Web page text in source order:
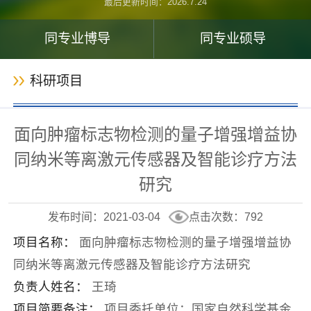
同专业博导 同专业硕导
科研项目
面向肿瘤标志物检测的量子增强增益协
同纳米等离激元传感器及智能诊疗方法
研究
发布时间：2021-03-04 点击次数： 792
项目名称：
面向肿瘤标志物检测的量子增强增益协
同纳米等离激元传感器及智能诊疗方法研究
负责人姓名：
王琦